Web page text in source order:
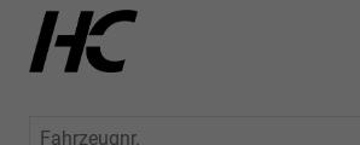
Fahrzeugnr.